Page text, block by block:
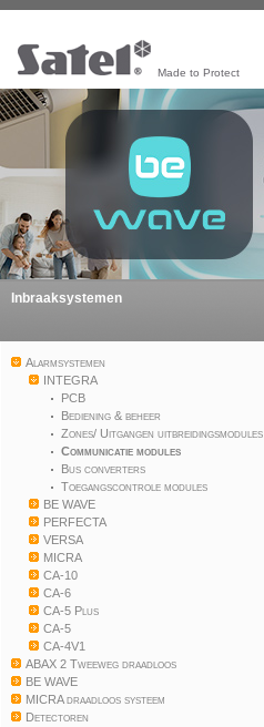
Made to Protect
Inbraaksystemen
Alarmsystemen
INTEGRA
PCB
Bediening & beheer
Zones/ Uitgangen uitbreidingsmodules
Communicatie modules
Bus converters
Toegangscontrole modules
BE WAVE
PERFECTA
VERSA
MICRA
CA-10
CA-6
CA-5 Plus
CA-5
CA-4V1
ABAX 2 Tweeweg draadloos
BE WAVE
MICRA draadloos systeem
Detectoren